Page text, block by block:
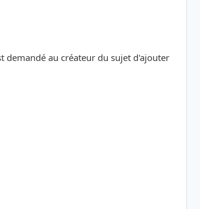
demandé au créateur du sujet d'ajouter